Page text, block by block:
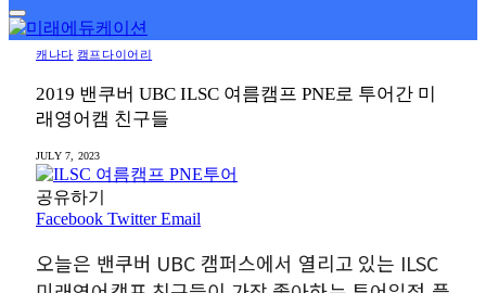
캐나다 캠프다이어리
2019 밴쿠버 UBC ILSC 여름캠프 PNE로 투어간 미
래영어캠 친구들
JULY 7, 2023
공유하기
Facebook Twitter Email
오늘은 밴쿠버 UBC 캠퍼스에서 열리고 있는 ILSC